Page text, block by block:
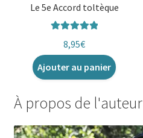
Le 5e Accord toltèque
8,95€
Ajouter au panier
À propos de l'auteur